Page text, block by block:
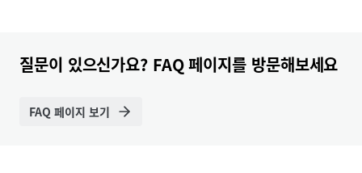
질문이 있으신가요? FAQ 페이지를 방문해보세요
FAQ 페이지 보기